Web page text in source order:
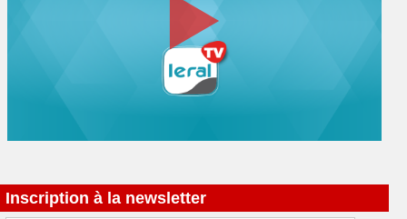
Inscription à la newsletter